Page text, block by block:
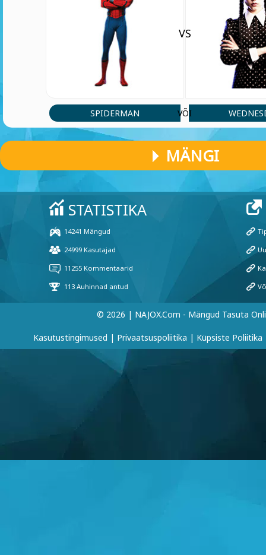
SPIDERMAN
VS
VÕI
MÄNGI
© 2026 | NAJOX.com - Mängud Tasuta
Kasutustingimused | Privaatsuspoliitika | Küpsiste Poliitika